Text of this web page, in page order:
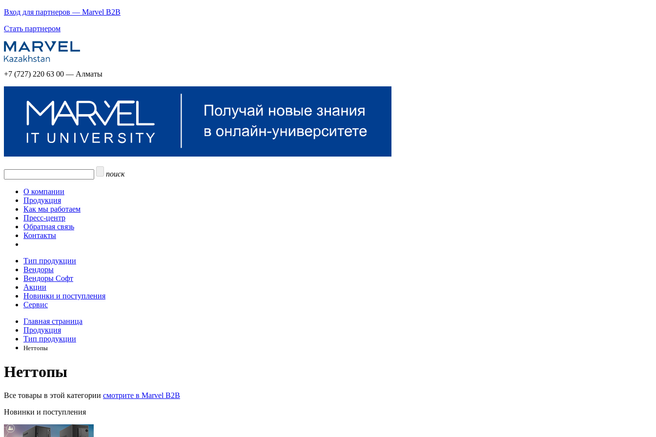
Вход для партнеров — Marvel B2B
Стать партнером
+7 (727) 220 63 00 — Алматы
поиск
О компании
Продукция
Как мы работаем
Пресс-центр
Обратная связь
Контакты
Тип продукции
Вендоры
Вендоры Софт
Акции
Новинки и поступления
Сервис
Главная страница
Продукция
Тип продукции
Неттопы
Неттопы
Все товары в этой категории смотрите в Marvel B2B
Новинки и поступления